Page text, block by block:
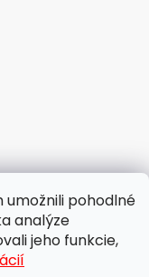
umožnili pohodlné
analýze
jeho funkcie,